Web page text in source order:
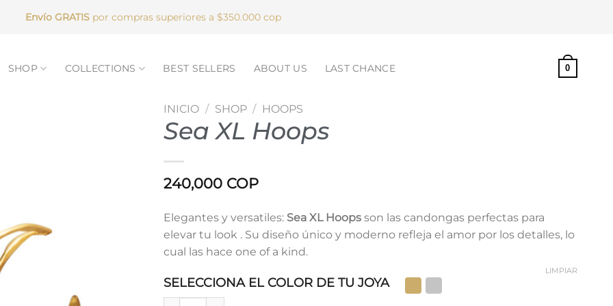
Envío GRATIS por compras superiores a $350.000 cop
SHOP COLLECTIONS BEST SELLERS ABOUT US LAST CHANCE 0
INICIO / SHOP / HOOPS
Sea XL Hoops
240,000 COP
Elegantes y versatiles: Sea XL Hoops son las candongas perfectas para
elevar tu look . Su diseño único y moderno refleja el amor por los detalles, lo
cual las hace one of a kind.
SELECCIONA EL COLOR DE TU JOYA
LIMPIAR